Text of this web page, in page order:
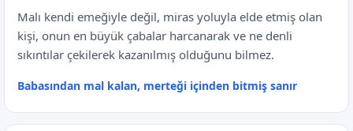
Malı kendi emeğiyle değil, miras yoluyla elde etmiş olan
kişi, onun en büyük çabalar harcanarak ve ne denli
sıkıntılar çekilerek kazanılmış olduğunu bilmez.
Babasından mal kalan, merteği içinden bitmiş sanır